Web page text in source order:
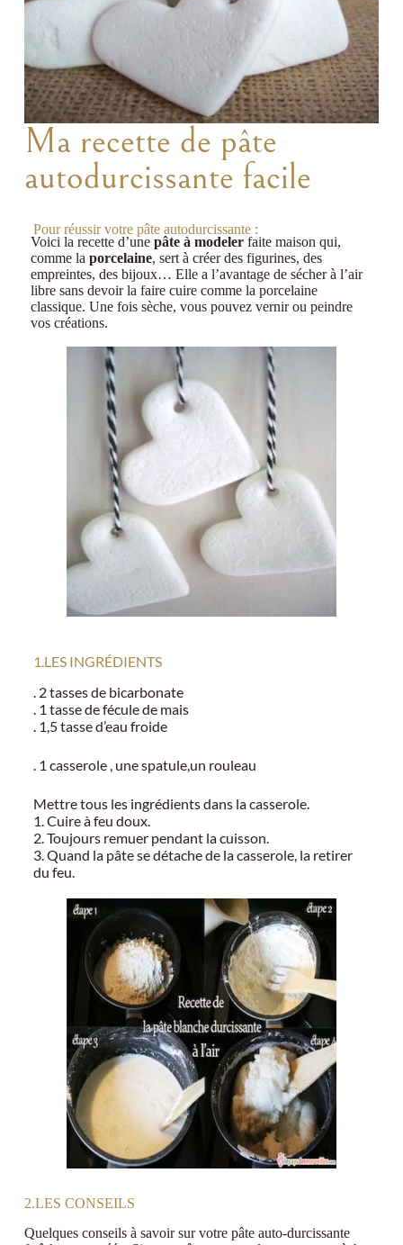
Ma recette de pâte
autodurcissante facile
Pour réussir votre pâte autodurcissante :
Voici la recette d’une pâte à modelerfaite maison qui,
comme la porcelaine, sert à créer des figurines, des
empreintes, des bijoux… Elle a l’avantage de sécher à l’air
libre sans devoir la faire cuire comme la porcelaine
classique. Une fois sèche, vous pouvez vernir ou peindre
vos créations.
1.LES INGRÉDIENTS
. 2 tasses de bicarbonate
. 1 tasse de fécule de mais
. 1,5 tasse d’eau froide
. 1 casserole , une spatule,un rouleau
Mettre tous les ingrédients dans la casserole.
1. Cuire à feu doux.
2. Toujours remuer pendant la cuisson.
3. Quand la pâte se détache de la casserole, la retirer
du feu.
2.LES CONSEILS
Quelques conseils à savoir sur votre pâte auto-durcissante